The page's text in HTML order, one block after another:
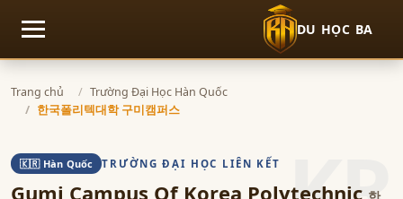
Mở menu DU HỌC BA
Trang chủ
Trường Đại Học Hàn Quốc
한국폴리텍대학 구미캠퍼스
🇰🇷 Hàn Quốc TRƯỜNG ĐẠI HỌC LIÊN KẾT
Gumi Campus Of Korea Polytechnic